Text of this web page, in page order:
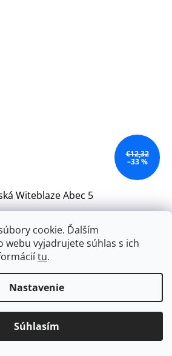
cookie. Ďalším
vyjadrujete súhlas s ich
tu.
Nastavenie
Súhlasím
€12,32
–33 %
Witeblaze Abec 5
5